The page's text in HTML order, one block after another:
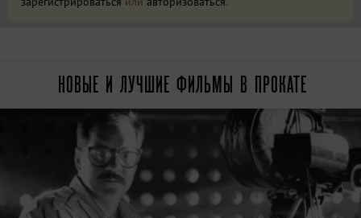
НОВЫЕ И ЛУЧШИЕ ФИЛЬМЫ В ПРОКАТЕ